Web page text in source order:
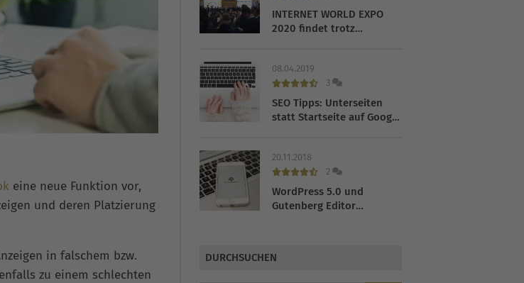
eine neue Funktion vor,
und deren Platzierung
in falschem bzw.
zu einem schlechten
INTERNET WORLD EXPO
2020 findet trotz
08.04.2019
3
SEO Tipps: Unterseiten
statt Startseite auf Google
20.11.2018
2
WordPress 5.0 und
Gutenberg Editor
DURCHSUCHEN